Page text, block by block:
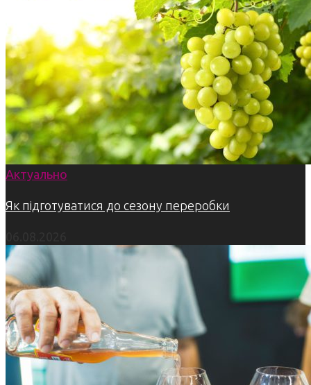
Актуально
Як підготуватися до сезону переробки